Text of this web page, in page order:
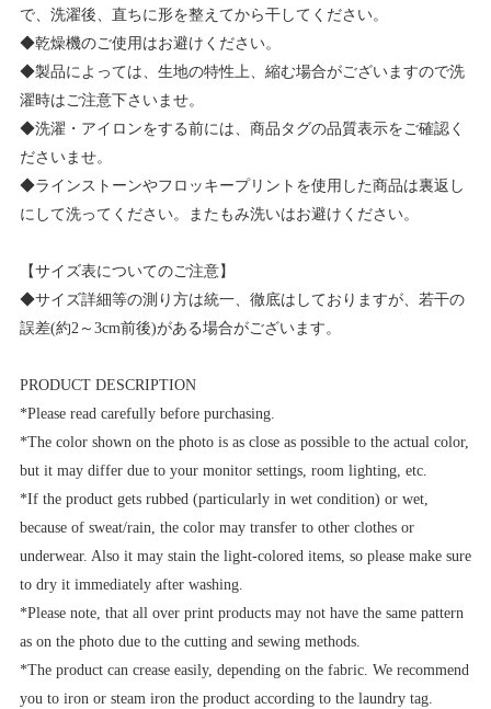
で、洗濯後、直ちに形を整えてから干してください。
◆乾燥機のご使用はお避けください。
◆製品によっては、生地の特性上、縮む場合がございますので洗
濯時はご注意下さいませ。
◆洗濯・アイロンをする前には、商品タグの品質表示をご確認く
ださいませ。
◆ラインストーンやフロッキープリントを使用した商品は裏返し
にして洗ってください。またもみ洗いはお避けください。
【サイズ表についてのご注意】
◆サイズ詳細等の測り方は統一、徹底はしておりますが、若干の
誤差(約2～3cm前後)がある場合がございます。
PRODUCT DESCRIPTION
*Please read carefully before purchasing.
*The color shown on the photo is as close as possible to the actual color,
but it may differ due to your monitor settings, room lighting, etc.
*If the product gets rubbed (particularly in wet condition) or wet,
because of sweat/rain, the color may transfer to other clothes or
underwear. Also it may stain the light-colored items, so please make sure
to dry it immediately after washing.
*Please note, that all over print products may not have the same pattern
as on the photo due to the cutting and sewing methods.
*The product can crease easily, depending on the fabric. We recommend
you to iron or steam iron the product according to the laundry tag.